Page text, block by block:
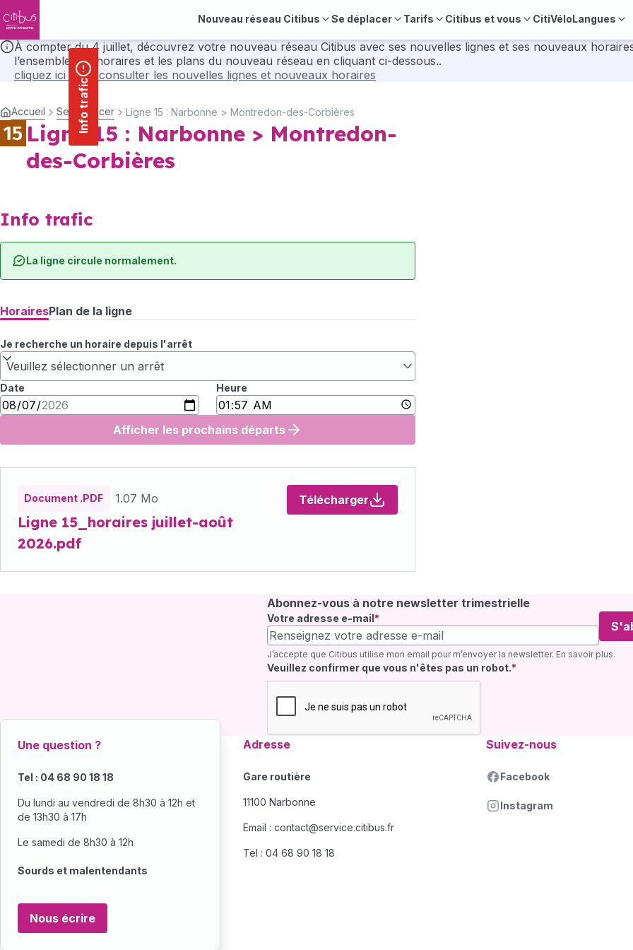
principal
Nouveau réseau Citibus Se déplacer Tarifs Citibus et vous CitiVéloLangues
À compter du 4 juillet, découvrez votre nouveau réseau Citibus avec ses nouvelles lignes et ses nouveaux horaires. Pour préparer vos déplacements,
l’ensemble des horaires et les plans du nouveau réseau en cliquant ci-dessous..
cliquez ici pour consulter les nouvelles lignes et nouveaux horaires
Info trafic
Accueil Se déplacer Ligne 15 : Narbonne > Montredon-des-Corbières
Ligne 15 : Narbonne > Montredon-
des-Corbières
Info trafic
La ligne circule normalement.
HorairesPlan de la ligne
Je recherche un horaire depuis l'arrêt
Veuillez sélectionner un arrêt
Date Heure
Afficher les prochains départs
Document .PDF 1.07 Mo
Ligne 15_horaires juillet-août
2026.pdf
Télécharger
Abonnez-vous à notre newsletter trimestrielle
Votre adresse e-mail
J’accepte que Citibus utilise mon email pour m’envoyer la newsletter. En savoir plus.
Champ requis
Veuillez confirmer que vous n'êtes pas un robot.
Une question ?
Tel : 04 68 90 18 18
Du lundi au vendredi de 8h30 à 12h et
de 13h30 à 17h
Le samedi de 8h30 à 12h
Sourds et malentendants
Nous écrire
Adresse
Gare routière
11100 Narbonne
Email : contact@service.citibus.fr
Tel : 04 68 90 18 18
Suivez-nous
Facebook
Instagram
Panneau de gestion des cookies